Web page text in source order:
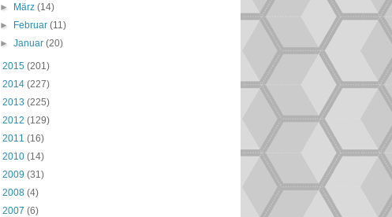
►
März(14)
►
Februar(11)
►Januar(20)
2015 (201)
2014 (227)
2013 (225)
2012 (129)
2011 (16)
2010 (14)
2009 (31)
2008 (4)
2007 (6)